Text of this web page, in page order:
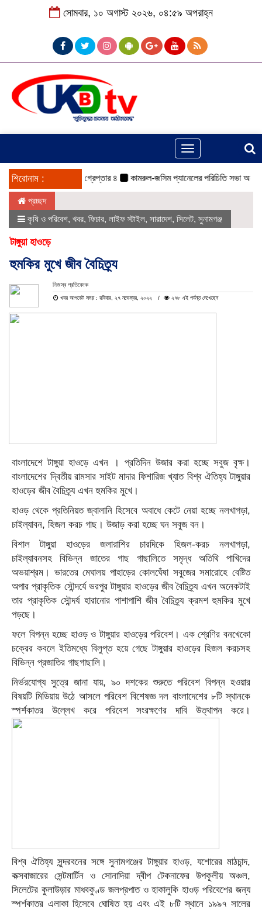
সোমবার, ১০ অগাস্ট ২০২৬, ০৪:৫৯ অপরাহ্ন
Toggle
navigation
শিরোনাম :
ইজিবাইক সহ গ্রেপ্তার ৪ কামরুল-জসিম প্যানেলের পরিচিতি সভা অনুষ্ঠিত
প্রচ্ছদ
কৃষি ও পরিবেশ, খবর, ফিচার, লাইফ স্টাইল, সারাদেশ, সিলেট, সুনামগঞ্জ
টাঙ্গুয়া হাওড়ে
হুমকির মুখে জীব বৈচিত্র্য
নিজস্ব প্রতিবেদক
খবর আপডেট সময় : রবিবার, ২৭ নভেম্বর, ২০২২ ২৭৮ এই পর্যন্ত দেখেছেন
বাংলাদেশে টাঙ্গুয়া হাওড়ে এখন । প্রতিদিন উজার করা হচ্ছে সবুজ বৃক্ষ।
বাংলাদেশের দ্বিতীয় রামসার সাইট মাদার ফিশারিজ খ্যাত বিশ্ব ঐতিহ্য টাঙ্গুয়ার
হাওড়ের জীব বৈচিত্র্য এখন হুমকির মুখে।
হাওড় থেকে প্রতিনিয়ত জ্বালানি হিসেবে অবাধে কেটে নেয়া হচ্ছে নলখাগড়া,
চাইল্যাবন, হিজল করচ গাছ। উজাড় করা হচ্ছে ঘন সবুজ বন।
বিশাল টাঙ্গুয়া হাওড়ের জলারাশির চারদিকে হিজল-করচ নলখাগড়া,
চাইল্যাবনসহ বিভিন্ন জাতের গাছ গাছালিতে সমৃদ্ধ অতিথি পাখিদের
অভয়াশ্রম। ভারতের মেঘালয় পাহাড়ের কোলঘেঁষা সবুজের সমারোহে বেষ্টিত
অপার প্রাকৃতিক সৌন্দর্যে ভরপুর টাঙ্গুয়ার হাওড়ের জীব বৈচিত্র্য এখন অনেকটাই
তার প্রাকৃতিক সৌন্দর্য হারানোর পাশাপাশি জীব বৈচিত্র্য ক্রমশ হুমকির মুখে
পড়ছে।
ফলে বিপন্ন হচ্ছে হাওড় ও টাঙ্গুয়ার হাওড়ের পরিবেশ। এক শ্রেণির বনখেকো
চক্রের কবলে ইতিমধ্যে বিলুপ্ত হয়ে গেছে টাঙ্গুয়ার হাওড়ের হিজল করচসহ
বিভিন্ন প্রজাতির গাছগাছালি।
নির্ভরযোগ্য সুত্রে জানা যায়, ৯০ দশকের শুরুতে পরিবেশ বিপন্ন হওয়ার
বিষয়টি মিডিয়ায় উঠে আসলে পরিবেশ বিশেষজ্ঞ দল বাংলাদেশের ৮টি স্থানকে
স্পর্শকাতর উল্লেখ করে পরিবেশ সংরক্ষণের দাবি উত্থাপন করে।
বিশ্ব ঐতিহ্য সুন্দরবনের সঙ্গে সুনামগঞ্জের টাঙ্গুয়ার হাওড়, যশোরের মাঠচান্দ,
কক্সবাজারের সেন্টমার্টিন ও সোনাদিয়া দ্বীপ টেকনাফের উপকূলীয় অঞ্চল,
সিলেটের কুলাউড়ার মাধবকুণ্ড জলপ্রপাত ও হাকালুকি হাওড় পরিবেশের জন্য
স্পর্শকাতর এলাকা হিসেবে ঘোষিত হয় এবং এই ৮টি স্থানে ১৯৯৭ সালের